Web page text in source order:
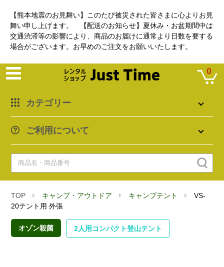
【熊本地震のお見舞い】このたび被災された皆さまに心よりお見
舞い申し上げます。 【配送のお知らせ】夏休み・お盆期間中は
交通渋滞等の影響により、商品のお届けに通常より日数を要する
場合がございます。お早めのご注文をお願いいたします。
カテゴリー
ご利用について
0
TOP キャンプ・アウトドア キャンプテント
VS-
20テント用 外張
オゾン殺菌 2人用コンパクト登山テント